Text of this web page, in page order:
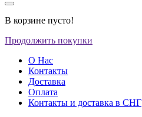
В корзине пусто!
Продолжить покупки
О Нас
Контакты
Доставка
Оплата
Контакты и доставка в СНГ